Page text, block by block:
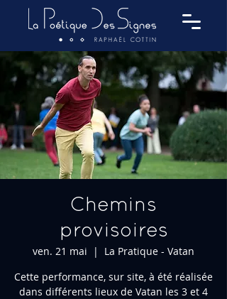
Chemins
provisoires
ven. 21 mai
  |
La Pratique - Vatan
Cette performance, sur site, à été réalisée
dans différents lieux de Vatan les 3 et 4